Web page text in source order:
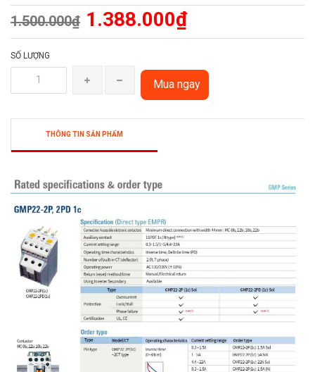
1.500.000₫ 1.388.000₫
SỐ LƯỢNG
Mua ngay
THÔNG TIN SẢN PHẨM